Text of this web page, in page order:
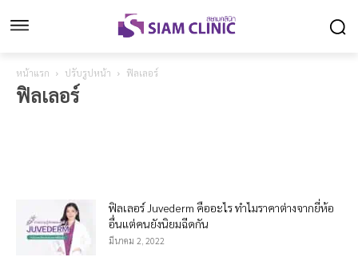
หน้าแรก ปรับรูปหน้า ฟิลเลอร์
ฟิลเลอร์
ฟิลเลอร์ Juvederm คืออะไร ทำไมราคาต่างจากยี่ห้อ
อื่นแต่คนยังนิยมฉีดกัน
มีนาคม 2, 2022